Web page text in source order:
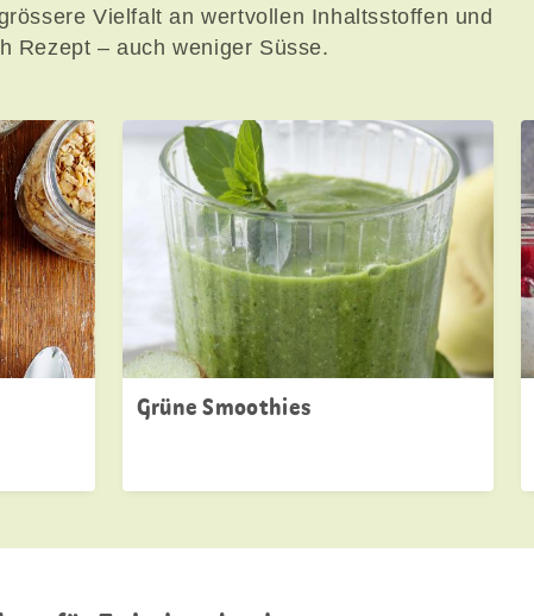
Vielfalt an wertvollen Inhaltsstoffen und
Rezept – auch weniger Süsse.
Grüne Smoothies